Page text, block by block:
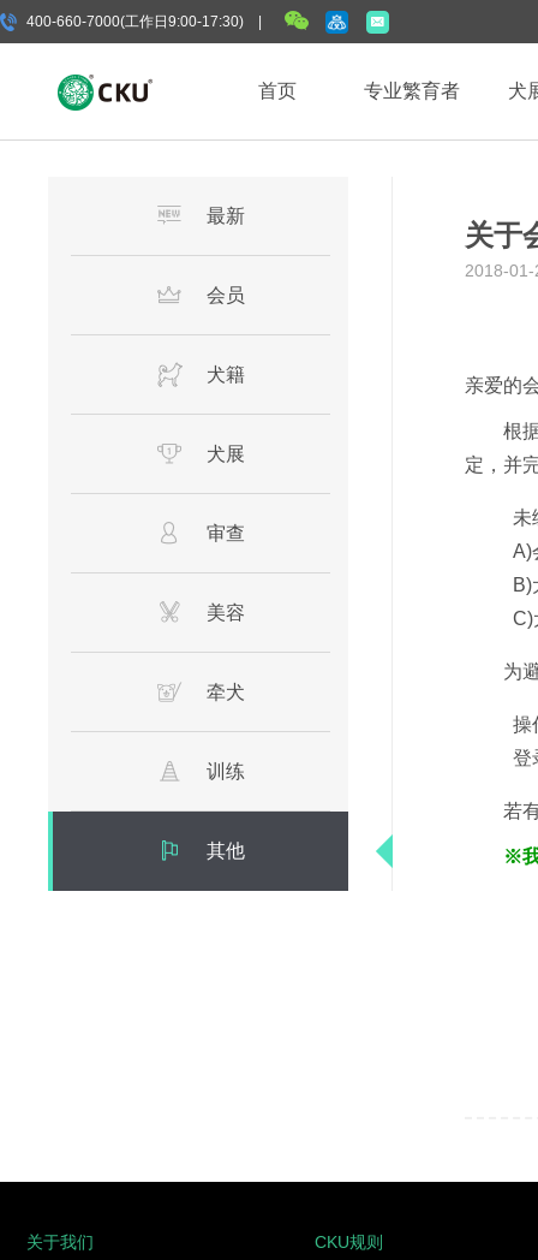
400-660-7000(工作日9:00-17:30) |
首页 专业繁育者 犬
最新
会员
犬籍
犬展
审查
美容
牵犬
训练
其他
关于
2018-
亲爱的
根据
定，并
未
A)
B)
C)
为避
操
登
若有
※
关于我们 CKU规则